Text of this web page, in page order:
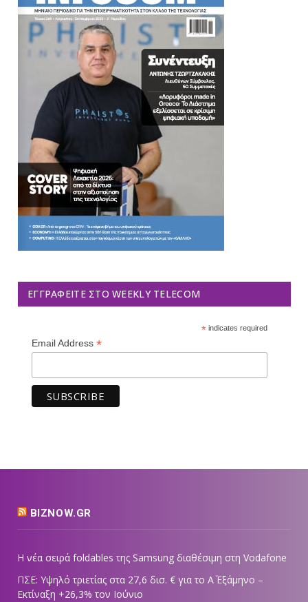
ΕΓΓΡΑΦΕΊΤΕ ΣΤΟ WEEKLY TELECOM
*indicates required
Email Address *
BIZNOW.GR
Η νέα σειρά foldables της Samsung διαθέσιμη στη Vodafone
ΠΣΕ: Υψηλό τριετίας στα 27,6 δισ. € για το Α΄ Εξάμηνο –
Εκτίναξη +26,3% τον Ιούνιο